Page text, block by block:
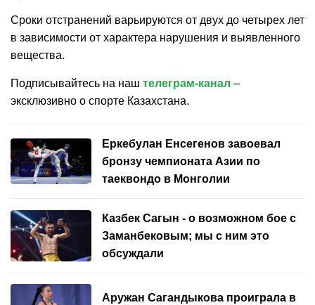
Сроки отстранений варьируются от двух до четырех лет
в зависимости от характера нарушения и выявленного
вещества.
Подписывайтесь на наш телеграм-канал –
эксклюзивно о спорте Казахстана.
Еркебулан Енсегенов завоевал
бронзу чемпионата Азии по
таеквондо в Монголии
Казбек Сагын - о возможном бое с
Заманбековым; мы с ним это
обсуждали
Аружан Сагандыкова проиграла в